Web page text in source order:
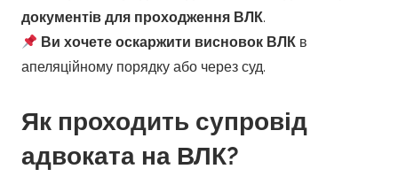
документів для проходження ВЛК.
Ви хочете оскаржити висновок ВЛК в
апеляційному порядку або через суд.
Як проходить супровід
адвоката на ВЛК?